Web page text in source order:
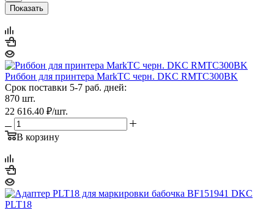
Показать
Риббон для принтера MarkTC черн. DKC RMTC300BK
Срок поставки 5-7 раб. дней:
870 шт.
22 616.40 ₽/шт.
В корзину